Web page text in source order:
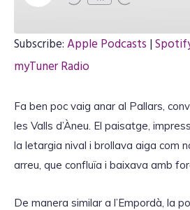
l
E
p
sApple Podcasts
myTuner Radio
RSS FEED
SHARE
EMBED
Subscribe:Apple Podcasts |
myTuner Radio
Fa ben poc vaig anar al Pallars,
les Valls d’Àneu. El paisatge,
la letargia nival i brollava aiga com
arreu, que confluïa i baixava amb
De manera similar a l’Empordà, la